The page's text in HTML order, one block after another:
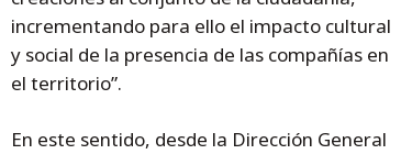
incrementando para ello el impacto cultural
y social de la presencia de las compañías en
el territorio”.
En este sentido, desde la Dirección General